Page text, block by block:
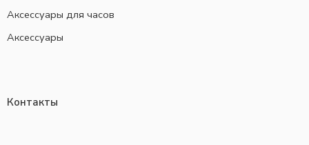
Аксессуары для часов
Аксессуары
Контакты